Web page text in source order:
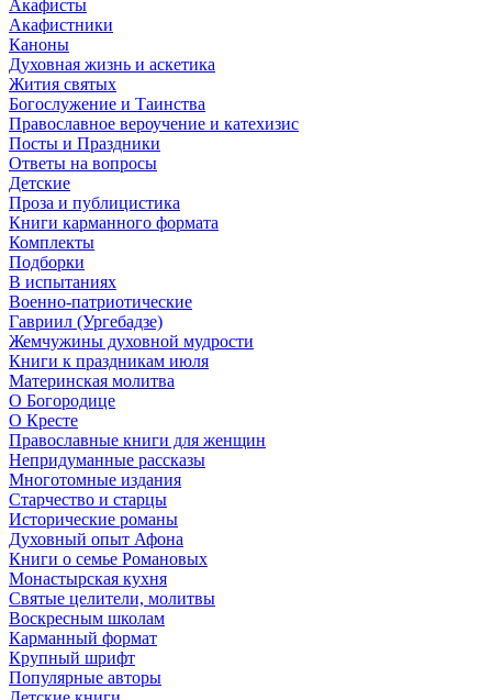
Акафисты
Акафистники
Каноны
Духовная жизнь и аскетика
Жития святых
Богослужение и Таинства
Православное вероучение и катехизис
Посты и Праздники
Ответы на вопросы
Детские
Проза и публицистика
Книги карманного формата
Комплекты
Подборки
В испытаниях
Военно-патриотические
Гавриил (Ургебадзе)
Жемчужины духовной мудрости
Книги к праздникам июля
Материнская молитва
О Богородице
О Кресте
Православные книги для женщин
Непридуманные рассказы
Многотомные издания
Старчество и старцы
Исторические романы
Духовный опыт Афона
Книги о семье Романовых
Монастырская кухня
Святые целители, молитвы
Воскресным школам
Карманный формат
Крупный шрифт
Популярные авторы